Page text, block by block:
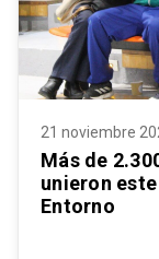
21 noviembre
Más de
unieron
Entorno